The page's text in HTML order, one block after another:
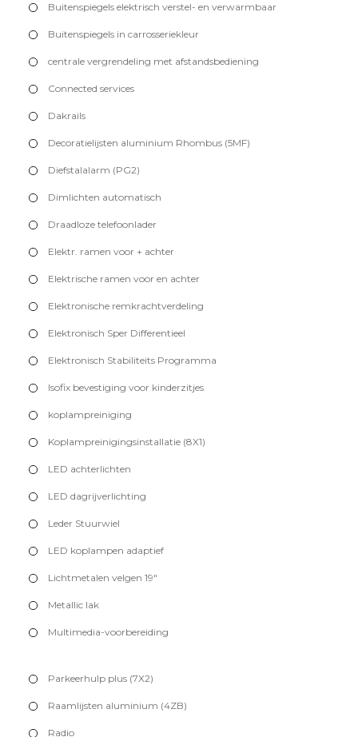
Buitenspiegels elektrisch verstel- en verwarmbaar
Buitenspiegels in carrosseriekleur
centrale vergrendeling met afstandsbediening
Connected services
Dakrails
Decoratielijsten aluminium Rhombus (5MF)
Diefstalalarm (PG2)
Dimlichten automatisch
Draadloze telefoonlader
Elektr. ramen voor + achter
Elektrische ramen voor en achter
Elektronische remkrachtverdeling
Elektronisch Sper Differentieel
Elektronisch Stabiliteits Programma
Isofix bevestiging voor kinderzitjes
koplampreiniging
Koplampreinigingsinstallatie (8X1)
LED achterlichten
LED dagrijverlichting
Leder Stuurwiel
LED koplampen adaptief
Lichtmetalen velgen 19"
Metallic lak
Multimedia-voorbereiding
Parkeerhulp plus (7X2)
Raamlijsten aluminium (4ZB)
Radio